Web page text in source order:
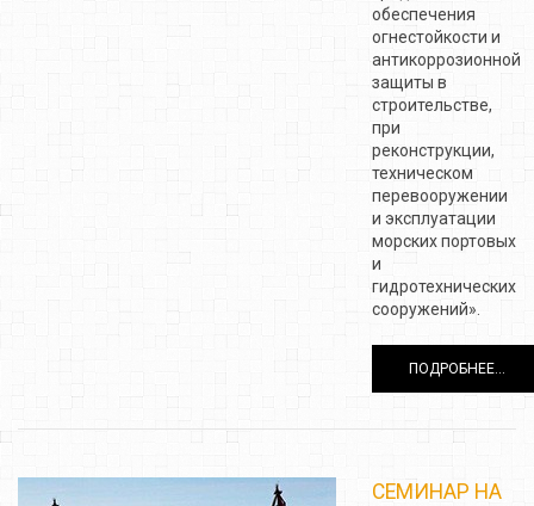
обеспечения
огнестойкости и
антикоррозионной
защиты в
строительстве,
при
реконструкции,
техническом
перевооружении
и эксплуатации
морских портовых
и
гидротехнических
сооружений».
ПОДРОБНЕЕ...
СЕМИНАР НА